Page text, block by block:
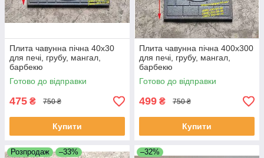
Плита чавунна пічна 40х30
для печі, грубу, мангал,
барбекю
Готово до відправки
475 ₴ 750 ₴
Купити
Плита чавунна пічна 400х300
для печі, грубу, мангал,
барбекю
Готово до відправки
499 ₴ 750 ₴
Купити
Розпродаж –33% –32%